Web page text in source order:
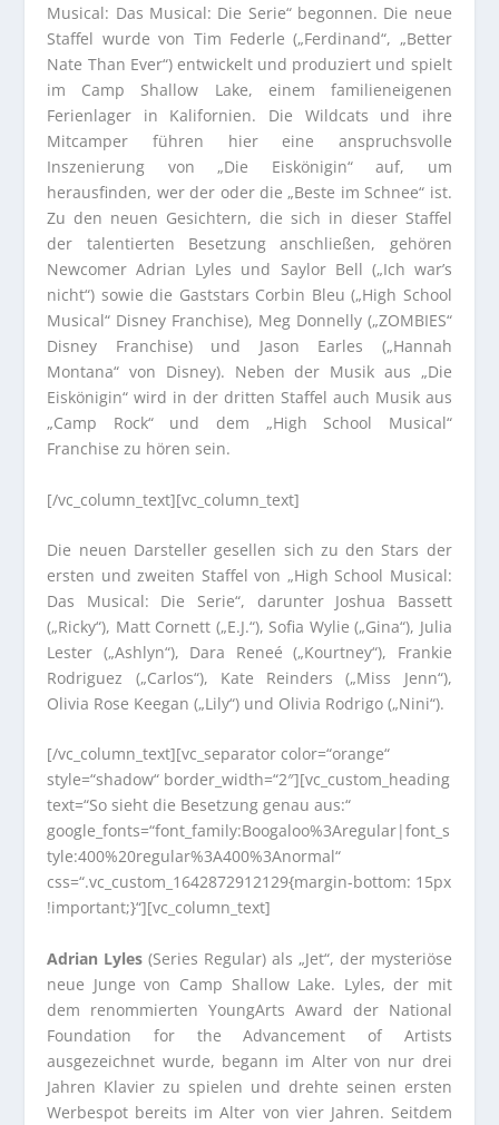
Musical: Das Musical: Die Serie“ begonnen. Die neue
Staffel wurde von Tim Federle („Ferdinand“, „Better
Nate Than Ever“) entwickelt und produziert und spielt
im Camp Shallow Lake, einem familieneigenen
Ferienlager in Kalifornien. Die Wildcats und ihre
Mitcamper führen hier eine anspruchsvolle
Inszenierung von „Die Eiskönigin“ auf, um
herausfinden, wer der oder die „Beste im Schnee“ ist.
Zu den neuen Gesichtern, die sich in dieser Staffel
der talentierten Besetzung anschließen, gehören
Newcomer Adrian Lyles und Saylor Bell („Ich war’s
nicht“) sowie die Gaststars Corbin Bleu („High School
Musical“ Disney Franchise), Meg Donnelly („ZOMBIES“
Disney Franchise) und Jason Earles („Hannah
Montana“ von Disney). Neben der Musik aus „Die
Eiskönigin“ wird in der dritten Staffel auch Musik aus
„Camp Rock“ und dem „High School Musical“
Franchise zu hören sein.
[/vc_column_text][vc_column_text]
Die neuen Darsteller gesellen sich zu den Stars der
ersten und zweiten Staffel von „High School Musical:
Das Musical: Die Serie“, darunter Joshua Bassett
(„Ricky“), Matt Cornett („E.J.“), Sofia Wylie („Gina“), Julia
Lester („Ashlyn“), Dara Reneé („Kourtney“), Frankie
Rodriguez („Carlos“), Kate Reinders („Miss Jenn“),
Olivia Rose Keegan („Lily“) und Olivia Rodrigo („Nini“).
[/vc_column_text][vc_separator color=“orange“
style=“shadow“ border_width=“2″][vc_custom_heading
text=“So sieht die Besetzung genau aus:“
google_fonts=“font_family:Boogaloo%3Aregular|font_s
tyle:400%20regular%3A400%3Anormal“
css=“.vc_custom_1642872912129{margin-bottom: 15px
!important;}“][vc_column_text]
Adrian Lyles (Series Regular) als „Jet“, der mysteriöse
neue Junge von Camp Shallow Lake. Lyles, der mit
dem renommierten YoungArts Award der National
Foundation for the Advancement of Artists
ausgezeichnet wurde, begann im Alter von nur drei
Jahren Klavier zu spielen und drehte seinen ersten
Werbespot bereits im Alter von vier Jahren. Seitdem